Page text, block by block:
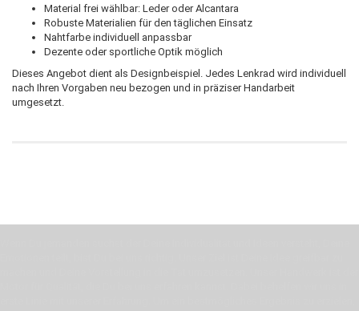
Material frei wählbar: Leder oder Alcantara
Robuste Materialien für den täglichen Einsatz
Nahtfarbe individuell anpassbar
Dezente oder sportliche Optik möglich
Dieses Angebot dient als Designbeispiel. Jedes Lenkrad wird individuell
nach Ihren Vorgaben neu bezogen und in präziser Handarbeit
umgesetzt.